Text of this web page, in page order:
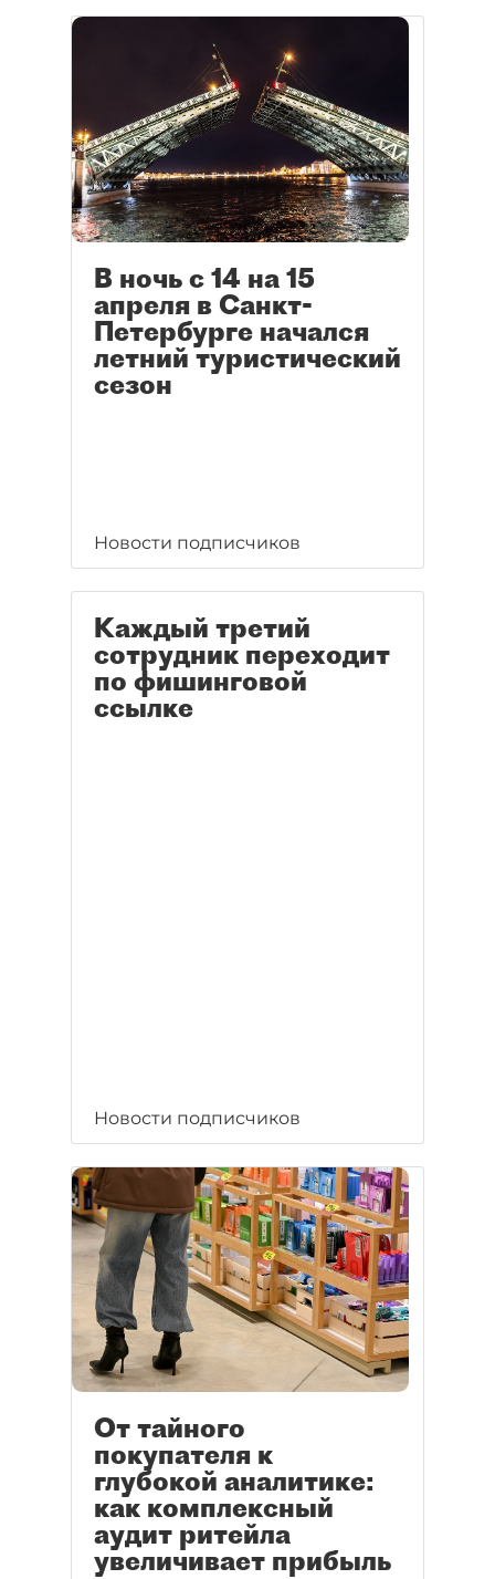
В ночь с 14 на 15
апреля в Санкт-
Петербурге начался
летний туристический
сезон
Новости подписчиков
Каждый третий
сотрудник переходит
по фишинговой
ссылке
Новости подписчиков
От тайного
покупателя к
глубокой аналитике:
как комплексный
аудит ритейла
увеличивает прибыль